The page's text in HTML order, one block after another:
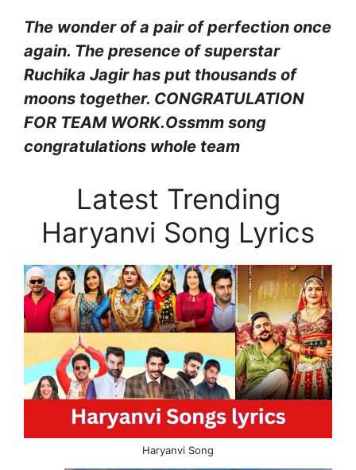
The wonder of a pair of perfection once
again. The presence of superstar
Ruchika Jagir has put thousands of
moons together. CONGRATULATION
FOR TEAM WORK.Ossmm song
congratulations whole team
Latest Trending
Haryanvi Song Lyrics
Haryanvi Song